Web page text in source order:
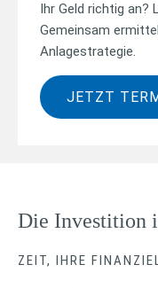
Ihr Geld richtig an?
Gemeinsam
Anlagestrategie.
JETZT
Die Investition
ZEIT, IHRE